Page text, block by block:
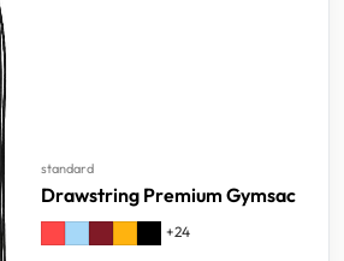
standard
Drawstring Premium Gymsac
+24